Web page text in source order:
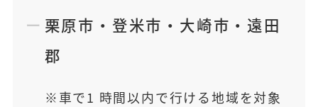
栗原市 ・ 登米市 ・ 大崎市 ・ 遠田
郡
車で1 時間以内で行ける地域を対象